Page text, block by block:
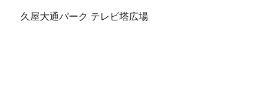
久屋大通パーク テレビ塔広場